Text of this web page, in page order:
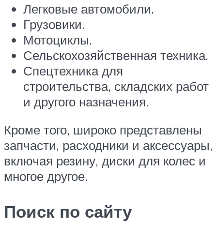
Легковые автомобили.
Грузовики.
Мотоциклы.
Сельскохозяйственная техника.
Спецтехника для
строительства, складских работ
и другого назначения.
Кроме того, широко представлены
запчасти, расходники и аксессуары,
включая резину, диски для колес и
многое другое.
Поиск по сайту